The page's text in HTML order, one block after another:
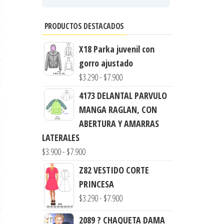
PRODUCTOS DESTACADOS
X18 Parka juvenil con
gorro ajustado
$3.290- $7.900Rango
de
precios:
desde
4173 DELANTAL PARVULO
MANGA RAGLAN, CON
ABERTURA Y AMARRAS
LATERALES
$3.900- $7.900Rango
de
precios:
desde
hasta
Z82 VESTIDO CORTE
PRINCESA
$3.290- $7.900Rango
2089 ? CHAQUETA DAMA